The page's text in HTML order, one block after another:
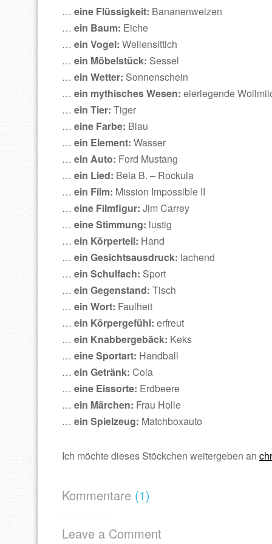
… eine Flüssigkeit: Bananenweizen
… ein Baum: Eiche
… ein Vogel: Wellensittich
… ein Möbelstück: Sessel
… ein Wetter: Sonnenschein
… ein mythisches Wesen: eierlegende
… ein Tier: Tiger
… eine Farbe: Blau
… ein Element: Wasser
… ein Auto: Ford Mustang
… ein Lied: Bela B. – Rockula
… ein Film: Mission Impossible II
… eine Filmfigur: Jim Carrey
… eine Stimmung: lustig
… ein Körperteil: Hand
… ein Gesichtsausdruck: lachend
… ein Schulfach: Sport
… ein Gegenstand: Tisch
… ein Wort: Faulheit
… ein Körpergefühl: erfreut
… ein Knabbergebäck: Keks
… eine Sportart: Handball
… ein Getränk: Cola
… eine Eissorte: Erdbeere
… ein Märchen: Frau Holle
… ein Spielzeug: Matchboxauto
Ich möchte dieses Stöckchen weitergeben an
Kommentare (1)
Leave a Comment